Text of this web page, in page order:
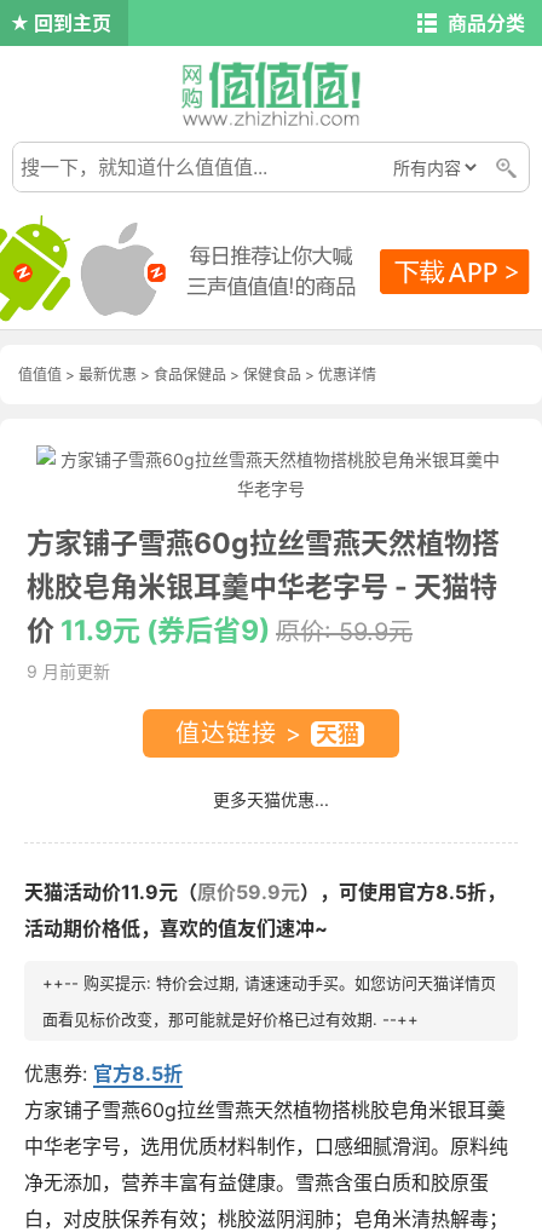
回到主页 商品分类
值值值 > 最新优惠 > 食品保健品 > 保健食品 > 优惠详情
方家铺子雪燕60g拉丝雪燕天然植物搭
桃胶皂角米银耳羹中华老字号 - 天猫特
价 11.9元 (券后省9) 原价: 59.9元
9 月前更新
值达链接 >
更多天猫优惠...
天猫活动价11.9元（原价59.9元），可使用官方8.5折，
活动期价格低，喜欢的值友们速冲~
++-- 购买提示: 特价会过期, 请速速动手买。如您访问天猫详情页
面看见标价改变，那可能就是好价格已过有效期. --++
优惠券: 官方8.5折
方家铺子雪燕60g拉丝雪燕天然植物搭桃胶皂角米银耳羹
中华老字号，选用优质材料制作，口感细腻滑润。原料纯
净无添加，营养丰富有益健康。雪燕含蛋白质和胶原蛋
白，对皮肤保养有效；桃胶滋阴润肺；皂角米清热解毒；